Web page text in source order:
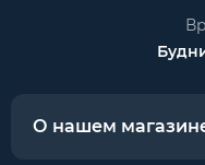
О нашем